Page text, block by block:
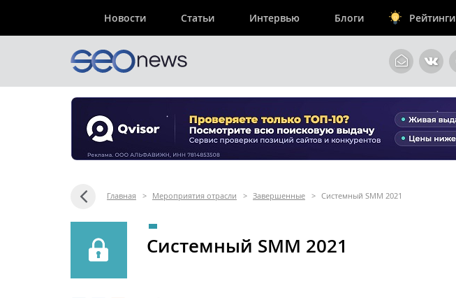
Новости Статьи Интервью Блоги Рейтинги
Главная > Мероприятия отрасли > Завершенные > Системный SMM 2021
Системный SMM 2021